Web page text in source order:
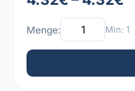
Menge: Min: 1